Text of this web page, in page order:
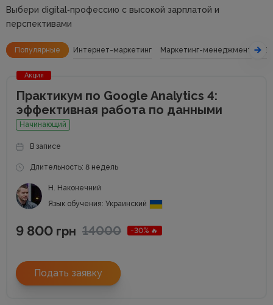
Выбери digital‑профессию с высокой зарплатой и
перспективами
Популярные Интернет-маркетинг Маркетинг-менеджмент
Акция
Практикум по Google Analytics 4:
эффективная работа по данными
Начинающий
В записе
Длительность: 8 недель
Н. Наконечний
Язык обучения: Украинский
9 800 грн 14000 -30% 🔥
Подать заявку